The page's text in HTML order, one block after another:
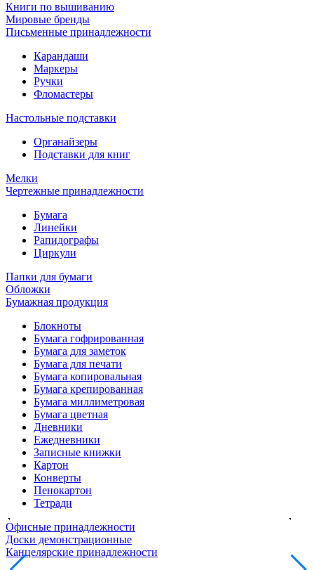
Книги по вышиванию
Мировые бренды
Письменные принадлежности
Карандаши
Маркеры
Ручки
Фломастеры
Настольные подставки
Органайзеры
Подставки для книг
Мелки
Чертежные принадлежности
Бумага
Линейки
Рапидографы
Циркули
Папки для бумаги
Обложки
Бумажная продукция
Блокноты
Бумага гофрированная
Бумага для заметок
Бумага для печати
Бумага копировальная
Бумага крепированная
Бумага миллиметровая
Бумага цветная
Дневники
Ежедневники
Записные книжки
Картон
Конверты
Пенокартон
Тетради
Офисные принадлежности
Доски демонстрационные
Канцелярские принадлежности